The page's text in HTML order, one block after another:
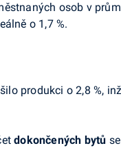
osob v
o 1,7 %.
produkci o 2,8 %,
dokončených bytů